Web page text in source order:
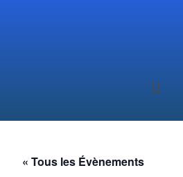
Menu
« Tous les Évènements